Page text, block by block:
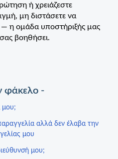
ή χρειάζεστε
μη διστάσετε να
— η ομάδα υποστήριξής μας
βοηθήσει.
φάκελο -
μου;
αλλά δεν έλαβα την
μου
μου;